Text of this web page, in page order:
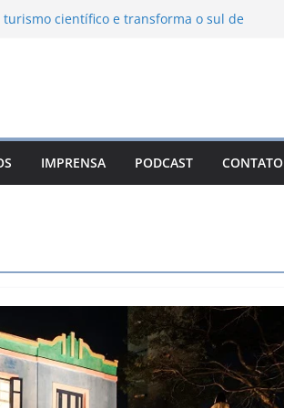
científico e transforma o sul de
das serras brasileiras
Ambiental Immensità bate recorde de
do Jordão
León: o Pueblo Mágico com ruas
e turismo à beira da represa
IMPRENSA PODCAST CONTATO